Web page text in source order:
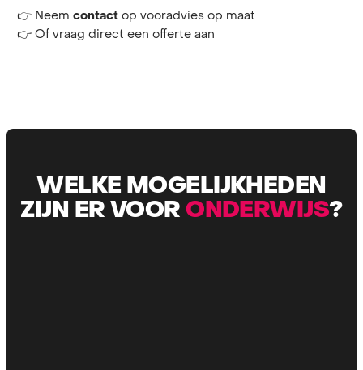
👉 Neemcontact op vooradvies op maat
👉 Of vraag direct een offerte aan
WELKE MOGELIJKHEDEN
ZIJN ER VOORONDERWIJS?